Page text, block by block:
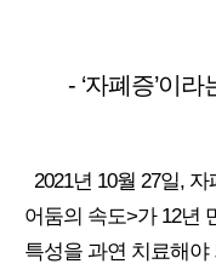
- ‘자폐증’이
2021년 10월 27일,
어둠의 속도>가 12년
특성을 과연 치료해